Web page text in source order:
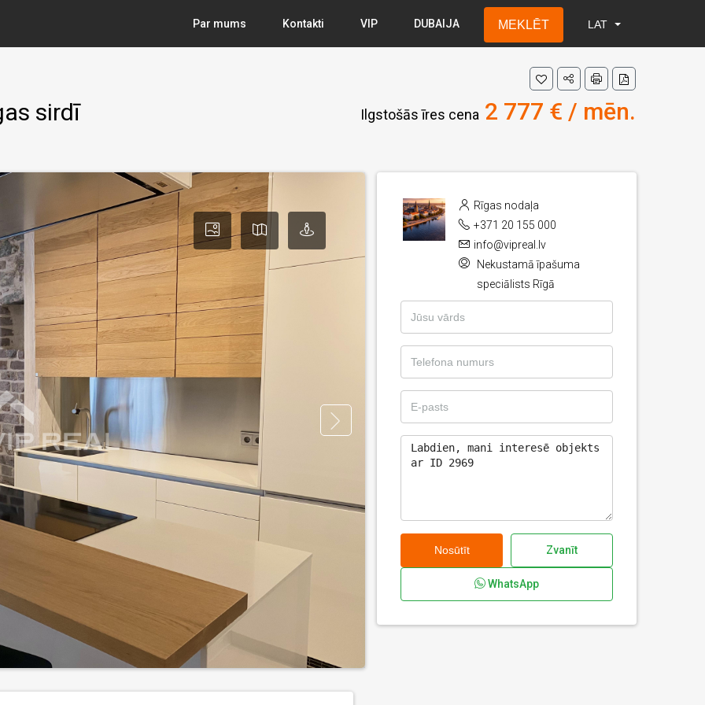
Par mums Kontakti VIP DUBAIJA MEKLĒT
LAT
LAT
ENG
sirdī Ilgstošās īres cena 2 777 € / mēn.
Rīgas nodaļa
+371 20 155 000
info@vipreal.lv
Nekustamā īpašuma
speciālists Rīgā
Nosūtīt Zvanīt
WhatsApp